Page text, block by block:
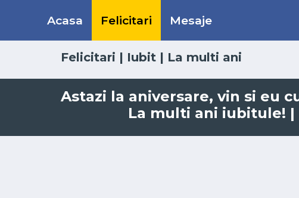
Acasa Felicitari Mesaje
Felicitari | Iubit | La multi ani
Astazi la aniversare, vin si eu
La multi ani iubitule! |